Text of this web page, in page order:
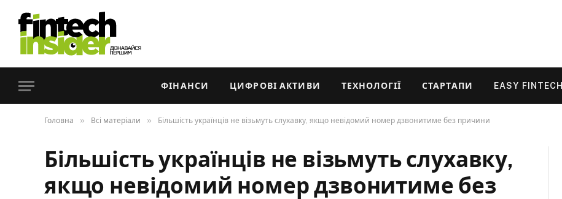
ФІНАНСИ ЦИФРОВІ АКТИВИ ТЕХНОЛОГІЇ СТАРТАПИ EASY FINTECH
Головна » Всі матеріали » Більшість українців не візьмуть слухавку, якщо невідомий номер дзвонитиме без причини
Більшість українців не візьмуть слухавку,
якщо невідомий номер дзвонитиме без